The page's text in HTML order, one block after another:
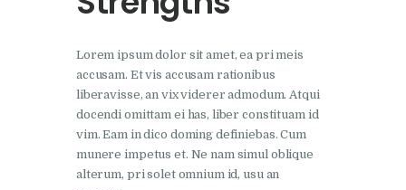
Contact Me
Lorem ipsum dolor sit amet, ea pri meis
accusam. Et vis accusam rationibus
liberavisse, an vix viderer admodum. Atqui
docendi omittam ei has, liber constituam id
vim. Eam in dico doming definiebas. Cum
munere impetus et. Ne nam simul oblique
alterum, pri solet omnium id, usu an